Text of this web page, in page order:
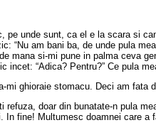
unde sunt, ca el e la scara si
“Nu am bani ba, de unde pula
si-mi pune in palma ceva
“Adica? Pentru?” Ce pula
ghioraie stomacu. Deci am fata
doar din bunatate-n pula
fine! Multumesc doamnei care a